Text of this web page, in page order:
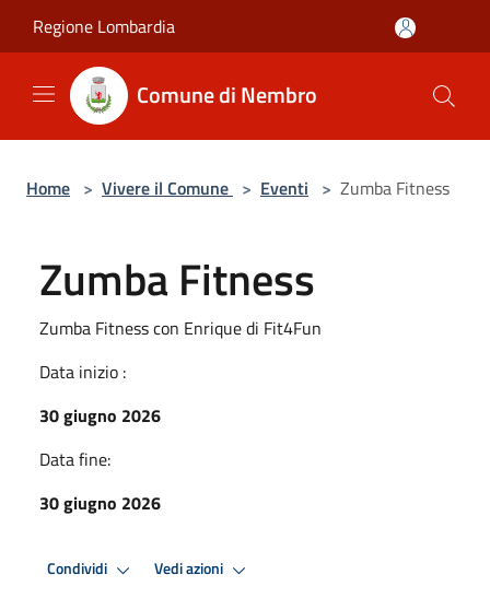
Regione Lombardia
Comune di Nembro
Home > Vivere il Comune > Eventi > Zumba Fitness
Zumba Fitness
Zumba Fitness con Enrique di Fit4Fun
Data inizio :
30 giugno 2026
Data fine:
30 giugno 2026
Condividi Vedi azioni